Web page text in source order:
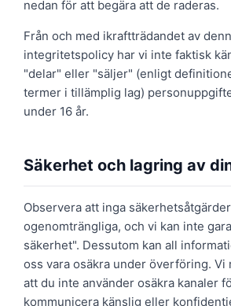
nedan för att begära att de raderas.
Från och med ikraftträdandet av
integritetspolicy har vi inte faktisk
"delar" eller "säljer" (enligt
termer i tillämplig lag)
under 16 år.
Säkerhet och lagring av
Observera att inga
ogenomträngliga, och vi kan inte
säkerhet". Dessutom kan all
oss vara osäkra under överföring. Vi
att du inte använder osäkra kanaler
kommunicera känslig eller